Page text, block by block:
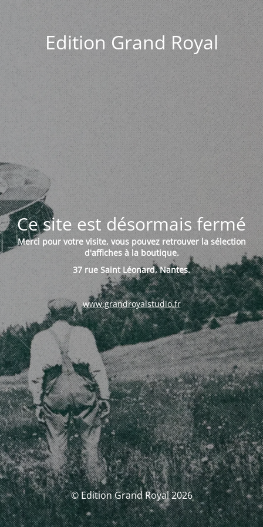
Edition Grand Royal
Ce site est désormais fermé
Merci pour votre visite, vous pouvez retrouver la sélection
d'affiches à la boutique.
37 rue Saint Léonard, Nantes.
www.grandroyalstudio.fr
© Edition Grand Royal 2026